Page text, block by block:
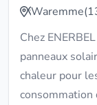
Waremme
Chez
panneaux
chaleur pour